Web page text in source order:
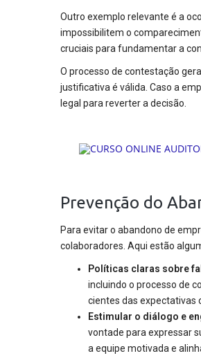
Outro exemplo relevante é a
impossibilitem o
cruciais para fundamentar a
O processo de contestação
justificativa é válida. Caso a
legal para reverter a decisão.
Prevenção do
Para evitar o abandono de
colaboradores. Aqui estão
Políticas claras sobre
incluindo o processo de
cientes das expectativas
Estimular o diálogo e
vontade para expressar
a equipe motivada e